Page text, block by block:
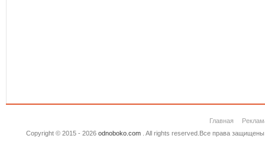
Главная
Copyright © 2015 - 2026 odnoboko.com. All rights reserved.Все права защищены.